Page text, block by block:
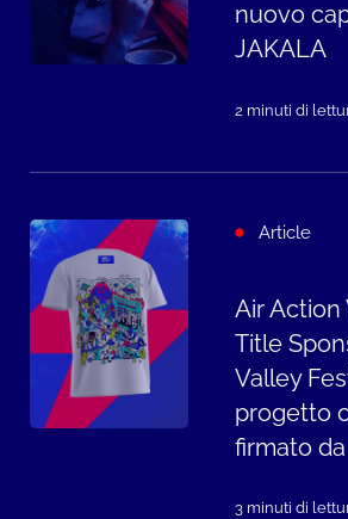
nuovo
JAKALA
2 minuti di
Article
Air Action
Title
Valley
progetto
firmato da
3 minuti di